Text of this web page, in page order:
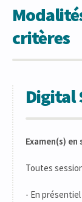
critères
Digital
Examen(s) en
Toutes
- En présentiel